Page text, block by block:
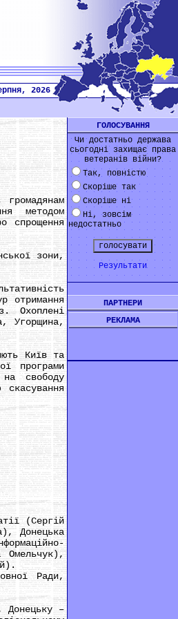
2026
методом
спрощення
зони,
отримання
Охоплені
Угорщина,
Київ та
програми
свободу
(Сергій
Донецька
Омельчук),
Ради,
Донецьку –
ГОЛОСУВАННЯ
Чи достатньо держава
сьогодні захищає права
ветеранів війни?
Так, повністю
Скоріше так
Скоріше ні
Ні, зовсім
недостатньо
Результати
ПАРТНЕРИ
РЕКЛАМА